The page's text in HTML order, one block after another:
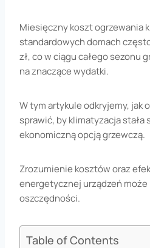
Miesięczny koszt ogrzewania
standardowych domach
zł, co w ciągu całego sezonu
na znaczące wydatki.
W tym artykule odkryjemy, jak
sprawić, by klimatyzacja stała
ekonomiczną opcją grzewczą.
Zrozumienie kosztów oraz
energetycznej urządzeń może
oszczędności.
Table of Contents